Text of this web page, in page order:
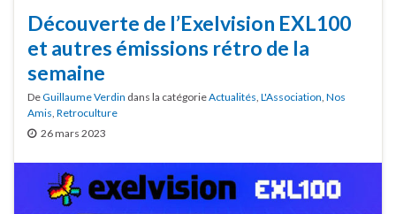
Découverte de l’Exelvision EXL100
et autres émissions rétro de la
semaine
DeGuillaume Verdin dans la catégorieActualités L'Association Nos
Amis Retroculture
26 mars 2023